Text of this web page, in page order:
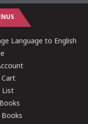
Language to English
Cart
List
Books